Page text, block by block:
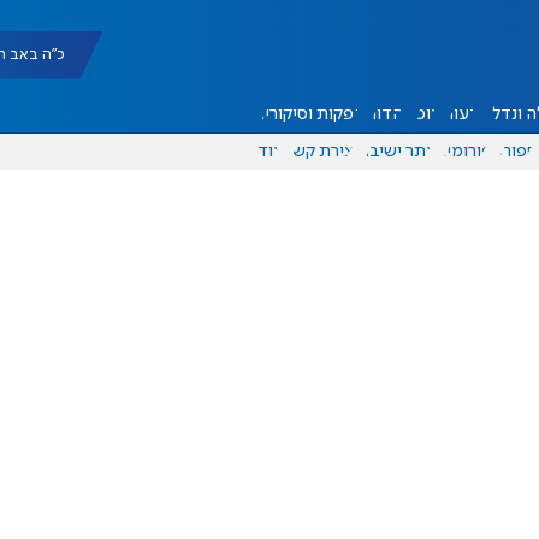
כ"ה באב תשפ"ו
ונדל"ן דעות אוכל יהדות הפקות וסיקורים
ספורט פורומים אתר ישיבה יצירת קשר עוד